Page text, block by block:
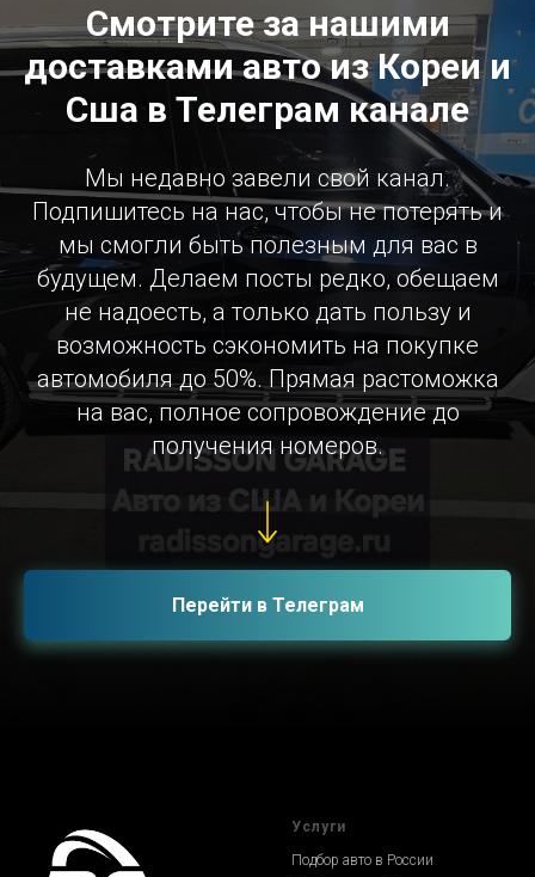
Смотрите за нашими
доставками авто из Кореи и
Сша в Телеграм канале
Мы недавно завели свой канал.
Подпишитесь на нас, чтобы не потерять и
мы смогли быть полезным для вас в
будущем. Делаем посты редко, обещаем
не надоесть, а только дать пользу и
возможность сэкономить на покупке
автомобиля до 50%. Прямая растоможка
на вас, полное сопровождение до
получения номеров.
Перейти в Телеграм
Услуги
Подбор авто в России